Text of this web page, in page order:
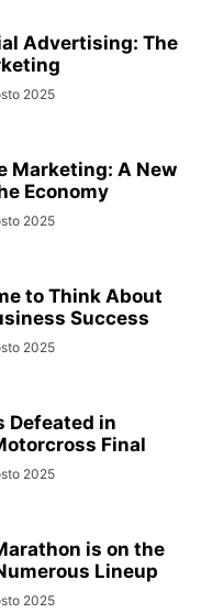
Advertising: The
2025
Marketing: A New
Economy
2025
to Think About
Success
2025
Defeated in
Final
2025
is on the
Lineup
2025